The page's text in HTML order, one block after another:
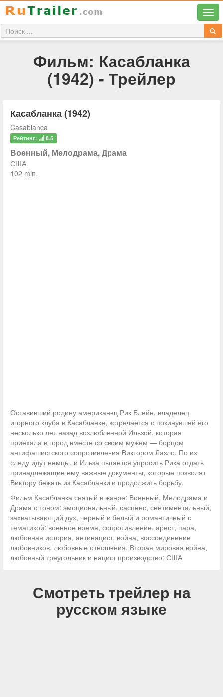
Фильм: Касабланка
(1942) - Трейлер
Касабланка (1942)
Casablanca
Рейтинг: 8.5
Военный, Мелодрама, Драма
США
102 min.
Оставивший родину американец Рик Блейн, владелец
игорного клуба в Касабланке, встречается с покинувшей его
несколько лет назад возлюбленной Ильзой, которая
приехала в город вместе со своим мужем — борцом
антифашистского сопротивления Виктором Лазло. По их
следу идут немцы, и Ильза пытается упросить Рика отдать
принадлежащие ему важные документы, которые позволят
Виктору бежать из Касабланки и продолжить борьбу.
Фильм Касабланка снятый в жанре: Военный, Мелодрама и
Драма с тоном: эмоциональный, саспенс, сентиментальный,
захватывающий дух, черный и белый и романтичный с
тематикой: военное время, сопротивление, арест, пара,
любовная история, антинацист, война, воссоединение
любовников, любовные отношения, Вторая мировая война,
любовный треугольник и нацист производство: США
Смотреть трейлер на
русском языке